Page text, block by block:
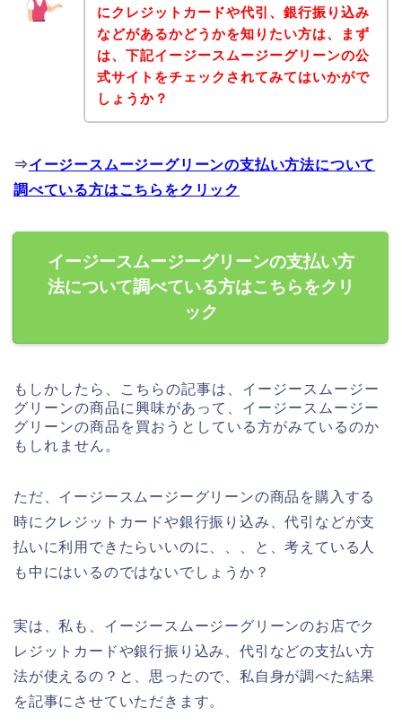
にクレジットカードや代引、銀行振り込み
などがあるかどうかを知りたい方は、まず
は、下記イージースムージーグリーンの公
式サイトをチェックされてみてはいかがで
しょうか？
⇒イージースムージーグリーンの支払い方法について
調べている方はこちらをクリック
イージースムージーグリーンの支払い方
法について調べている方はこちらをクリ
ック
もしかしたら、こちらの記事は、イージースムージー
グリーンの商品に興味があって、イージースムージー
グリーンの商品を買おうとしている方がみているのか
もしれません。
ただ、イージースムージーグリーンの商品を購入する
時にクレジットカードや銀行振り込み、代引などが支
払いに利用できたらいいのに、、、と、考えている人
も中にはいるのではないでしょうか？
実は、私も、イージースムージーグリーンのお店でク
レジットカードや銀行振り込み、代引などの支払い方
法が使えるの？と、思ったので、私自身が調べた結果
を記事にさせていただきます。